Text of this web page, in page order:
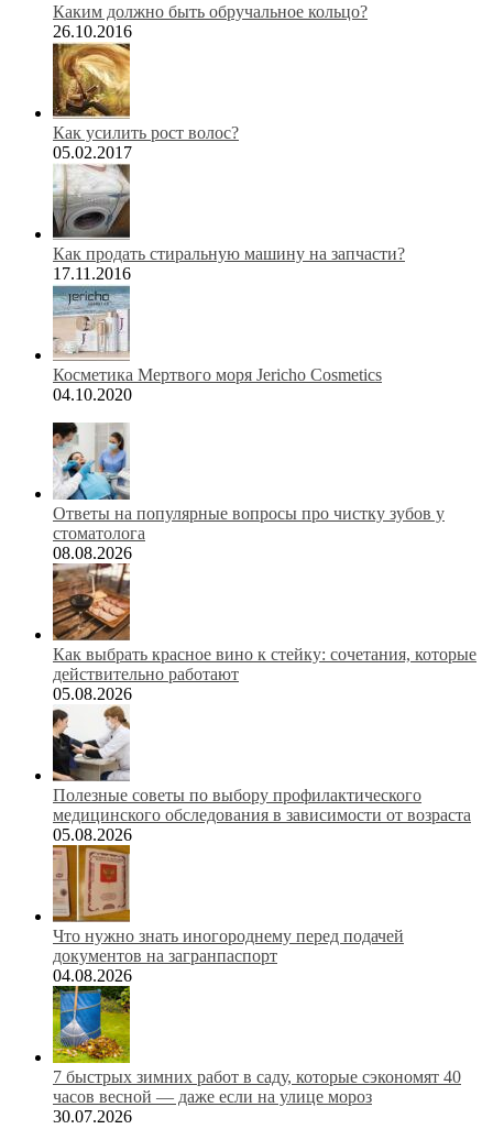
Каким должно быть обручальное кольцо?
26.10.2016
Как усилить рост волос?
05.02.2017
Как продать стиральную машину на запчасти?
17.11.2016
Косметика Мертвого моря Jericho Cosmetics
04.10.2020
Ответы на популярные вопросы про чистку зубов у
стоматолога
08.08.2026
Как выбрать красное вино к стейку: сочетания, которые
действительно работают
05.08.2026
Полезные советы по выбору профилактического
медицинского обследования в зависимости от возраста
05.08.2026
Что нужно знать иногороднему перед подачей
документов на загранпаспорт
04.08.2026
7 быстрых зимних работ в саду, которые сэкономят 40
часов весной — даже если на улице мороз
30.07.2026